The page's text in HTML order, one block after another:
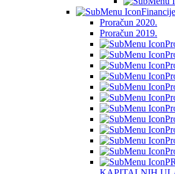
Proračun 2020.
Proračun 2019.